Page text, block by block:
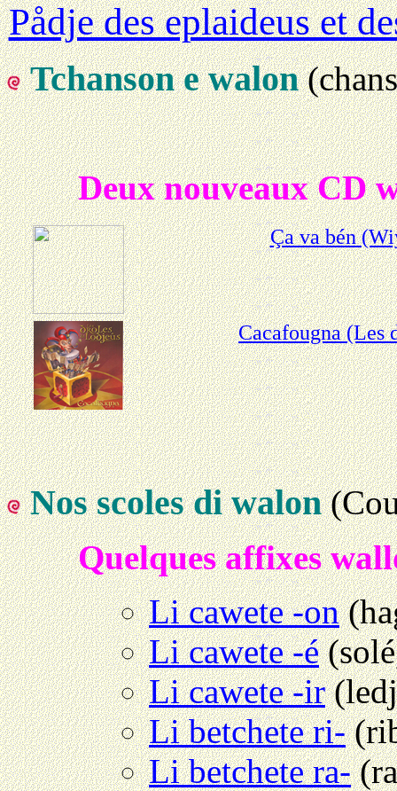
Pådje des eplaideus et
Tchanson e walon
Deux nouveaux CD
Ça va bén
Cacafougna (Les
Nos scoles di walon
Quelques affixes
Li cawete -on
Li cawete -é
Li cawete -ir
Li betchete ri-
Li betchete ra-